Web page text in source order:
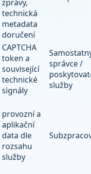
zprávy,
technická
metadata
doručení
CAPTCHA
token a
související
technické
signály
správce /
služby
provozní a
aplikační
data dle
rozsahu
služby